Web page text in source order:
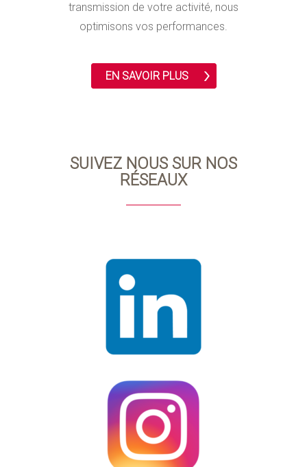
transmission de votre activité, nous
optimisons vos performances.
EN SAVOIR PLUS
SUIVEZ NOUS SUR NOS
RÉSEAUX